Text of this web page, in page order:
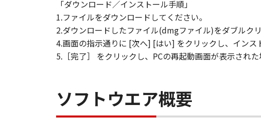
「ダウンロード／インストール手順」
1.ファイルをダウンロードしてください。
2.ダウンロードしたファイル(dmgファイル)をダブルク
4.画面の指示通りに [次へ] [はい] をクリックし、インス
5.［完了］ をクリックし、PCの再起動画面が表示された
ソフトウエア概要